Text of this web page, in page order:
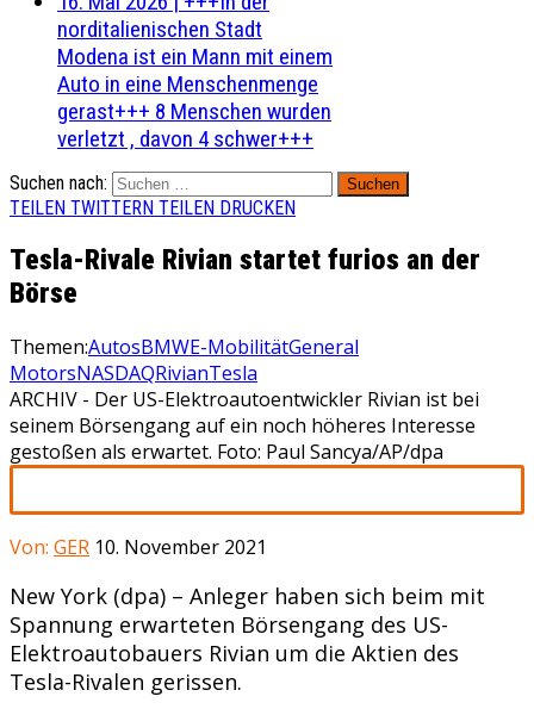
norditalienischen Stadt
Modena ist ein Mann mit einem
Auto in eine Menschenmenge
gerast+++ 8 Menschen wurden
verletzt , davon 4 schwer+++
Suchen nach:
TEILEN TWITTERN TEILEN DRUCKEN
Tesla-Rivale Rivian startet furios an der
Börse
Themen:AutosBMWE-MobilitätGeneral
MotorsNASDAQRivianTesla
ARCHIV - Der US-Elektroautoentwickler Rivian ist bei
seinem Börsengang auf ein noch höheres Interesse
gestoßen als erwartet. Foto: Paul Sancya/AP/dpa
Von: GER 10. November 2021
New York (dpa) – Anleger haben sich beim mit
Spannung erwarteten Börsengang des US-
Elektroautobauers Rivian um die Aktien des
Tesla-Rivalen gerissen.